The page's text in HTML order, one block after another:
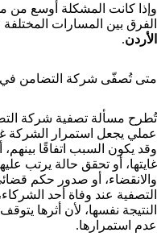
وإذا كانت المشكلة أوسع من
الفرق بين المسارات المختلفة
الأردن.
متى تُصفّى شركة التضامن في
تُطرح مسألة تصفية شركة
عملي يجعل استمرار الشركة
وقد يكون السبب اتفاقًا بينهم،
غايتها، أو تحقق حالة يرتب
والانقضاء، أو صدور حكم
التصفية عند وفاة أحد
النتيجة نفسها، لأن أثرها
عدم استمرارها.